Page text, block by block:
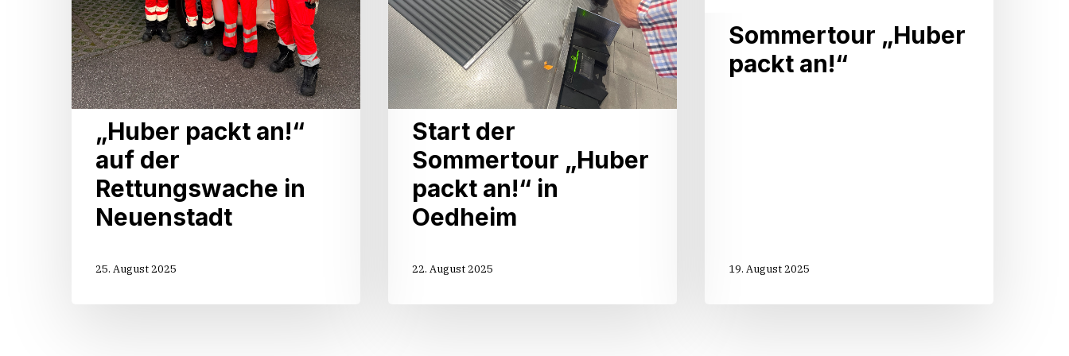
„Huber packt an!“
auf der
Rettungswache in
Neuenstadt
25. August 2025
Start der
Sommertour „Huber
packt an!“ in
Oedheim
22. August 2025
Sommertour „Huber
packt an!“
19. August 2025